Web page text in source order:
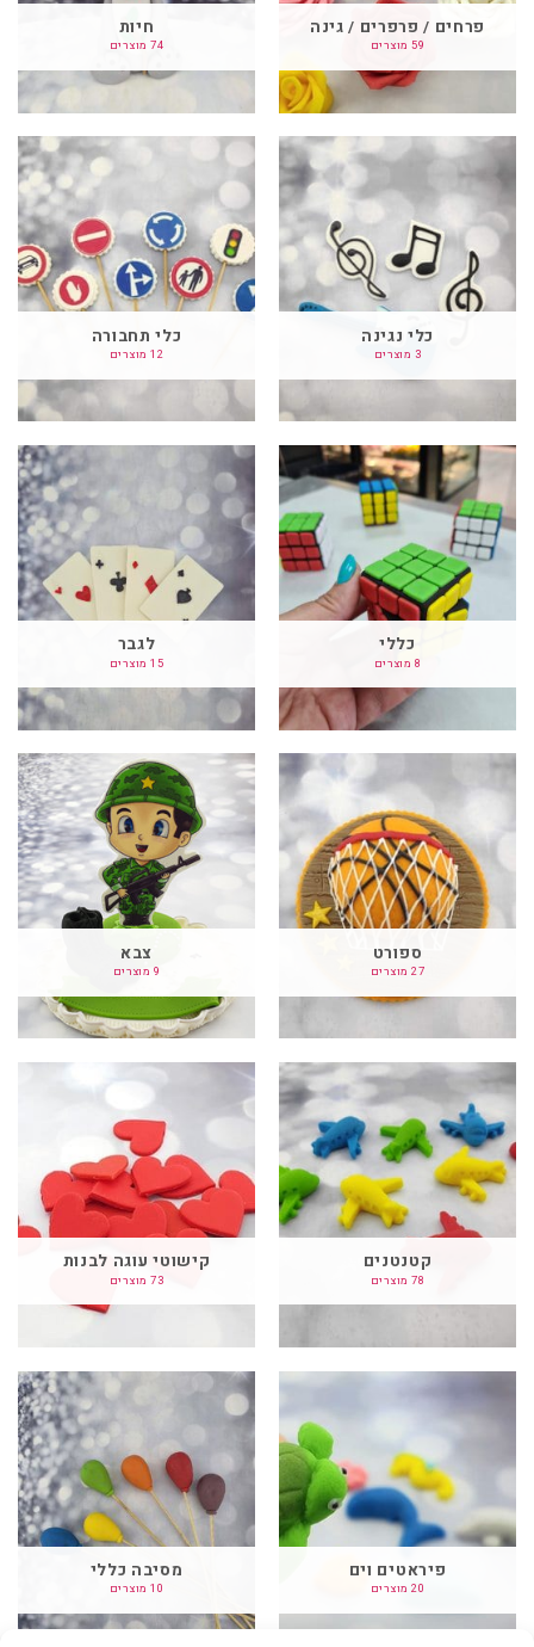
פרחים / פרפרים / גינה
59 מוצרים
חיות
74 מוצרים
כלי נגינה
3 מוצרים
כלי תחבורה
12 מוצרים
כללי
8 מוצרים
לגבר
15 מוצרים
ספורט
27 מוצרים
צבא
9 מוצרים
קטנטנים
78 מוצרים
קישוטי עוגה לבנות
73 מוצרים
פיראטים וים
20 מוצרים
מסיבה כללי
10 מוצרים